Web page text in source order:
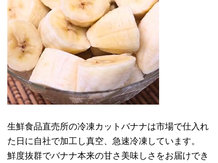
生鮮食品直売所の冷凍カットバナナは市場で仕入れ
た日に自社で加工し真空、急速冷凍しています。
鮮度抜群でバナナ本来の甘さ美味しさをお届けでき